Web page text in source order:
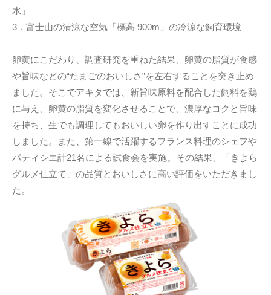
水」
3．富士山の清涼な空気「標高 900m」の冷涼な飼育環境
卵黄にこだわり、調査研究を重ねた結果、卵黄の脂質が食感
や旨味などの“たまごのおいしさ”を左右することを突き止め
ました。そこでアキタでは、新旨味原料を配合した飼料を鶏
に与え、卵黄の脂質を変化させることで、濃厚なコクと旨味
を持ち、生でも調理してもおいしい卵を作り出すことに成功
しました。また、第一線で活躍するフランス料理のシェフや
パティシエ計21名による試食会を実施。その結果、「きよら
グルメ仕立て」の品質とおいしさに高い評価をいただきまし
た。